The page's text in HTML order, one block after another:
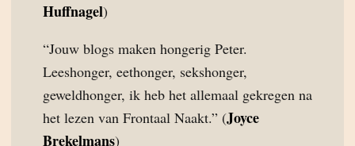
Huffnagel)
“Jouw blogs maken hongerig Peter.
Leeshonger, eethonger, sekshonger,
geweldhonger, ik heb het allemaal gekregen na
het lezen van Frontaal Naakt.” (Joyce
Brekelmans)